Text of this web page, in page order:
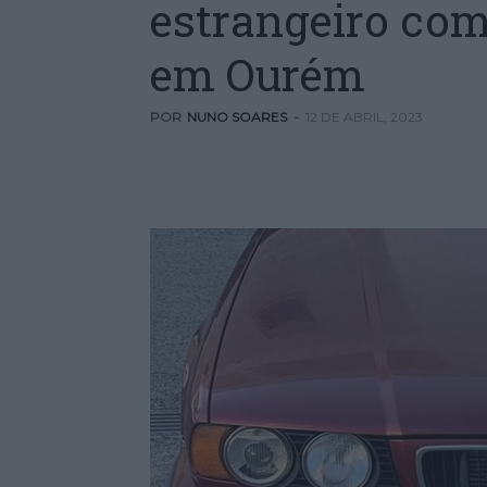
estrangeiro
em Ourém
POR NUNO SOARES - 12 DE ABRIL, 2023